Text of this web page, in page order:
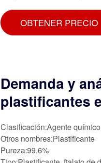
OBTENER PRECIO
Demanda y
plastificantes
Clasificación:Agente
Otros nombres:Plastificante
Pureza:99,6%